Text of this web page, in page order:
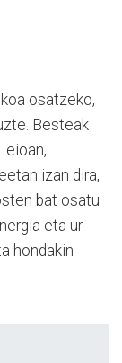
osatzeko,
Besteak
izan dira,
bat osatu
eta ur
hondakin